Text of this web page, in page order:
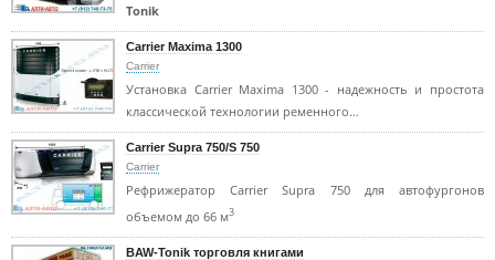
Tonik
Carrier Maxima 1300
Carrier
Установка Carrier Maxima 1300 - надежность и простота
классической технологии ременного…
Carrier Supra 750/S 750
Carrier
Рефрижератор Carrier Supra 750 для автофургонов
объемом до 66 м3
BAW-Tonik торговля книгами